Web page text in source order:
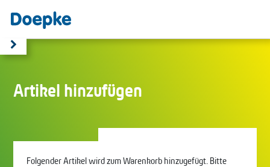
Artikel hinzufügen
Folgender Artikel wird zum Warenkorb hinzugefügt. Bitte